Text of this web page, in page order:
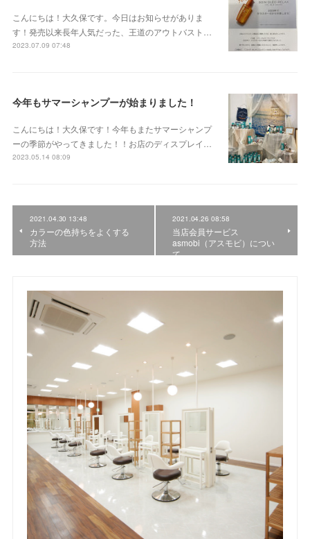
こんにちは！大久保です。今日はお知らせがありま
す！発売以来長年人気だった、王道のアウトバスト…
2023.07.09 07:48
今年もサマーシャンプーが始まりました！
こんにちは！大久保です！今年もまたサマーシャンプ
ーの季節がやってきました！！お店のディスプレイ…
2023.05.14 08:09
2021.04.30 13:48
カラーの色持ちをよくする
方法
2021.04.26 08:58
当店会員サービス
asmobi（アスモビ）につい
て